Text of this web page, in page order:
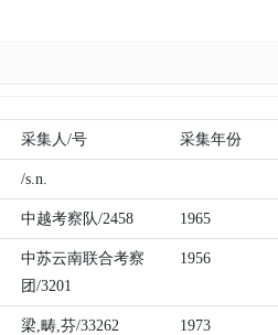
采集人/号 采集年份
/s.n.
中越考察队/2458 1965
中苏云南联合考察
团/3201
1956
梁,畴,芬/33262 1973